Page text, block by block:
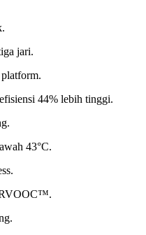
jari.
44% lebih tinggi.
43°C.